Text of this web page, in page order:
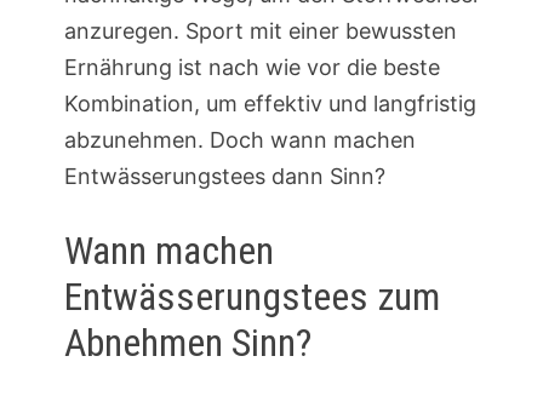
anzuregen. Sport mit einer bewussten
Ernährung ist nach wie vor die beste
Kombination, um effektiv und langfristig
abzunehmen. Doch wann machen
Entwässerungstees dann Sinn?
Wann machen
Entwässerungstees zum
Abnehmen Sinn?